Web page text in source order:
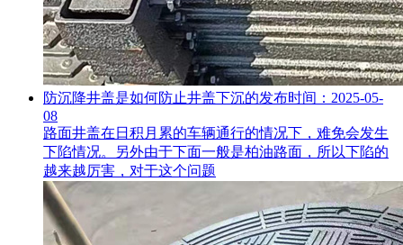
防沉降井盖是如何防止井盖下沉的发布时间：2025-05-
08
路面井盖在日积月累的车辆通行的情况下，难免会发生
下陷情况。另外由于下面一般是柏油路面，所以下陷的
越来越厉害，对于这个问题